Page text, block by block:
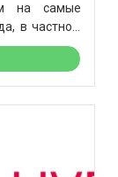
на самые
в частном
дома, так